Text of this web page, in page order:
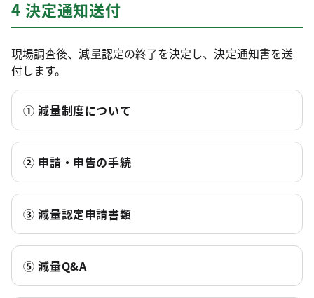
4 決定通知送付
現場調査後、減量認定の終了を決定し、決定通知書を送
付します。
① 減量制度について
② 申請・申告の手続
③ 減量認定申請書類
⑤ 減量Q&A